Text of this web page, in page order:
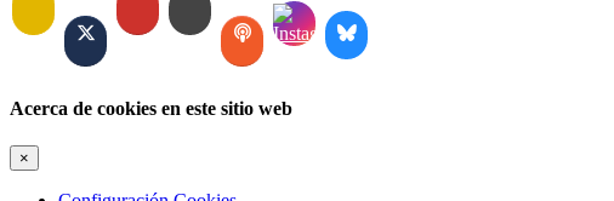
Acerca de cookies en este sitio web
×